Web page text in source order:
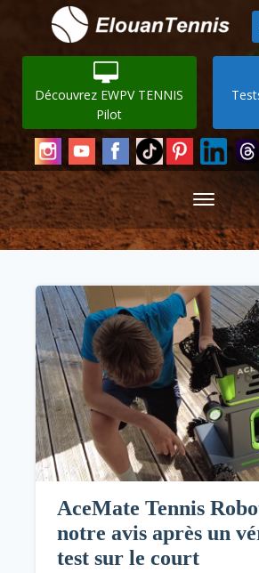
Découvrez EWPV TENNIS
Pilot
AceMate Tennis
notre avis après un
test sur le court